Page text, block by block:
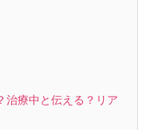
治療中と伝える？リア